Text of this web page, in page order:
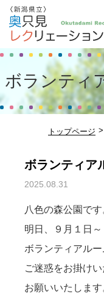
ボランティ
トップページ
ボランティア
2025.08.31
八色の森公園です
明日、９月１日
ボランティアルー
ご迷惑をお掛け
お願いいたします